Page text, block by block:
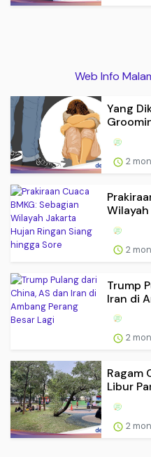
Web Info
Yang
2
Wilayah
2
Trump
Iran di
2
Ragam
Libur
2